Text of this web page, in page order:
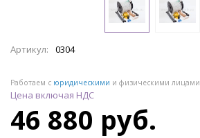
Артикул: 0304
Работаем с юридическими и физическими лицами
Цена включая НДС
46 880 руб.